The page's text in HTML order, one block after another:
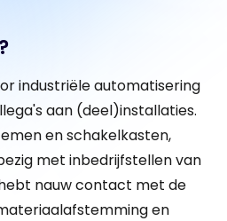
industriële automatisering
aan (deel)installaties.
en schakelkasten,
met inbedrijfstellen van
nauw contact met de
en